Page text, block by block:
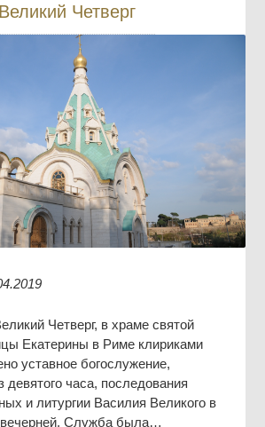
Великий Четверг
Четверг, в храме святой
Екатерины в Риме клириками
уставное богослужение,
девятого часа, последования
и литургии Василия Великого в
вечерней. Служба была…